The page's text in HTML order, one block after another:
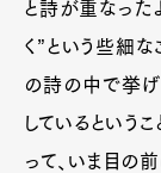
と詩が重なった
く”という些細な
の詩の中で挙
しているという
って、いま目の